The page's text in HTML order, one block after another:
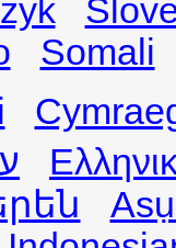
Somali